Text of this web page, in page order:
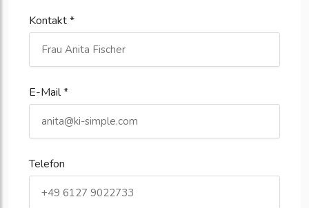
Kontakt *
E-Mail *
Telefon